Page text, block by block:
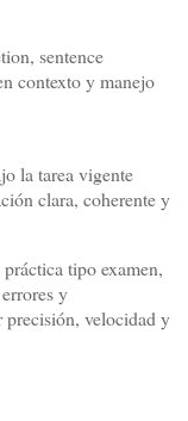
sentence
contexto y manejo
la tarea vigente
clara, coherente y
tipo examen,
y
precisión, velocidad y